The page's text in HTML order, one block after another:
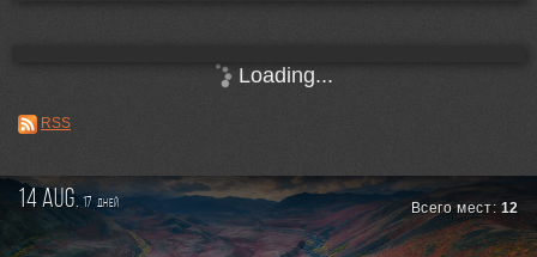
Loading...
RSS
14 aug. 17 дней Всего мест: 12